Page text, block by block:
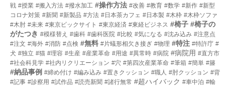
戦 #授業 #搬入方法 #撥水加工 #操作方法 #改善 #教育 #数学 #新作 #新型
コロナ対策 #新聞 #新製品 #方法 #日本茶カフェ #日本製 #木枠 #木枠ソファ
#木肘 #未来 #東京ビックサイト #東京経済 #東経ビジネス #椅子 #椅子の
がたつき #模様替え #歯科 #歯科医院 #比較 #気になる #沈み込み #注意点
#注文 #海外 #消防 #点検 #無料 #片蟻形相欠き接ぎ #物理 #特注 #特許庁 #
犬 #独立 #猫 #理容 #生産 #産業革命 #用途 #異常時 #病院 #病院用 #直方市
#社会科見学 #社内リクリエーション #穴 #第四次産業革命 #筆箱 #簡単 #籐
#納品事例 #締め付け #編み込み #置きクッション #職人 #肘クッション #背
#記事 #診察用 #試作品 #読売新聞 #諸行無常 #超ハイバック #車中泊 #輸